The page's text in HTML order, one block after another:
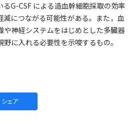
G-CSF による造血幹細胞採取の効率
減につながる可能性がある。また，血
や神経システムをはじめとした多臓器
に入れる必要性を示唆するもの。
シェア